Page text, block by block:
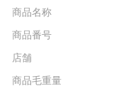
商品名称
商品番号
店舗
商品毛重量